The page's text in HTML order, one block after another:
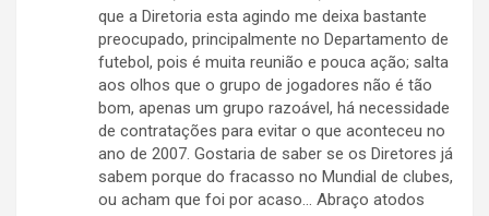
que a Diretoria esta agindo me deixa bastante
preocupado, principalmente no Departamento de
futebol, pois é muita reunião e pouca ação; salta
aos olhos que o grupo de jogadores não é tão
bom, apenas um grupo razoável, há necessidade
de contratações para evitar o que aconteceu no
ano de 2007. Gostaria de saber se os Diretores já
sabem porque do fracasso no Mundial de clubes,
ou acham que foi por acaso… Abraço atodos